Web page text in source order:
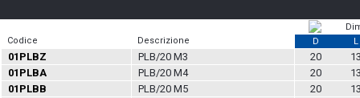
Codice
Descrizione D L
01PLBZ PLB/20 M3 20
01PLBA
PLB/20 M4 20
01PLBB
PLB/20 M5 20